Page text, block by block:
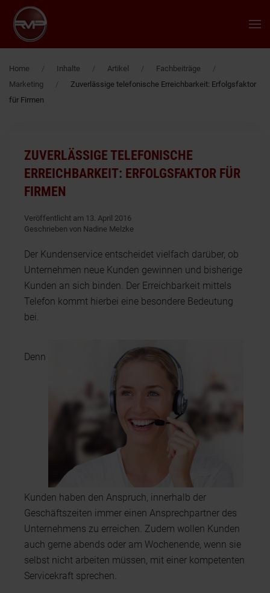
Zum Hauptinhalt springen
Home Inhalte Artikel
Fachbeiträge
Marketing
Zuverlässige telefonische Erreichbarkeit: Erfolgsfaktor
für Firmen
ZUVERLÄSSIGE TELEFONISCHE
ERREICHBARKEIT: ERFOLGSFAKTOR FÜR
FIRMEN
Veröffentlicht am 13. April 2016
Geschrieben von Nadine Melzke
Der Kundenservice entscheidet vielfach darüber, ob
Unternehmen neue Kunden gewinnen und bisherige
Kunden an sich binden. Der Erreichbarkeit mittels
Telefon kommt hierbei eine besondere Bedeutung
bei.
Denn
Kunden haben den Anspruch, innerhalb der
Geschäftszeiten immer einen Ansprechpartner des
Unternehmens zu erreichen. Zudem wollen Kunden
auch gerne abends oder am Wochenende, wenn sie
selbst nicht arbeiten müssen, mit einer kompetenten
Servicekraft sprechen.